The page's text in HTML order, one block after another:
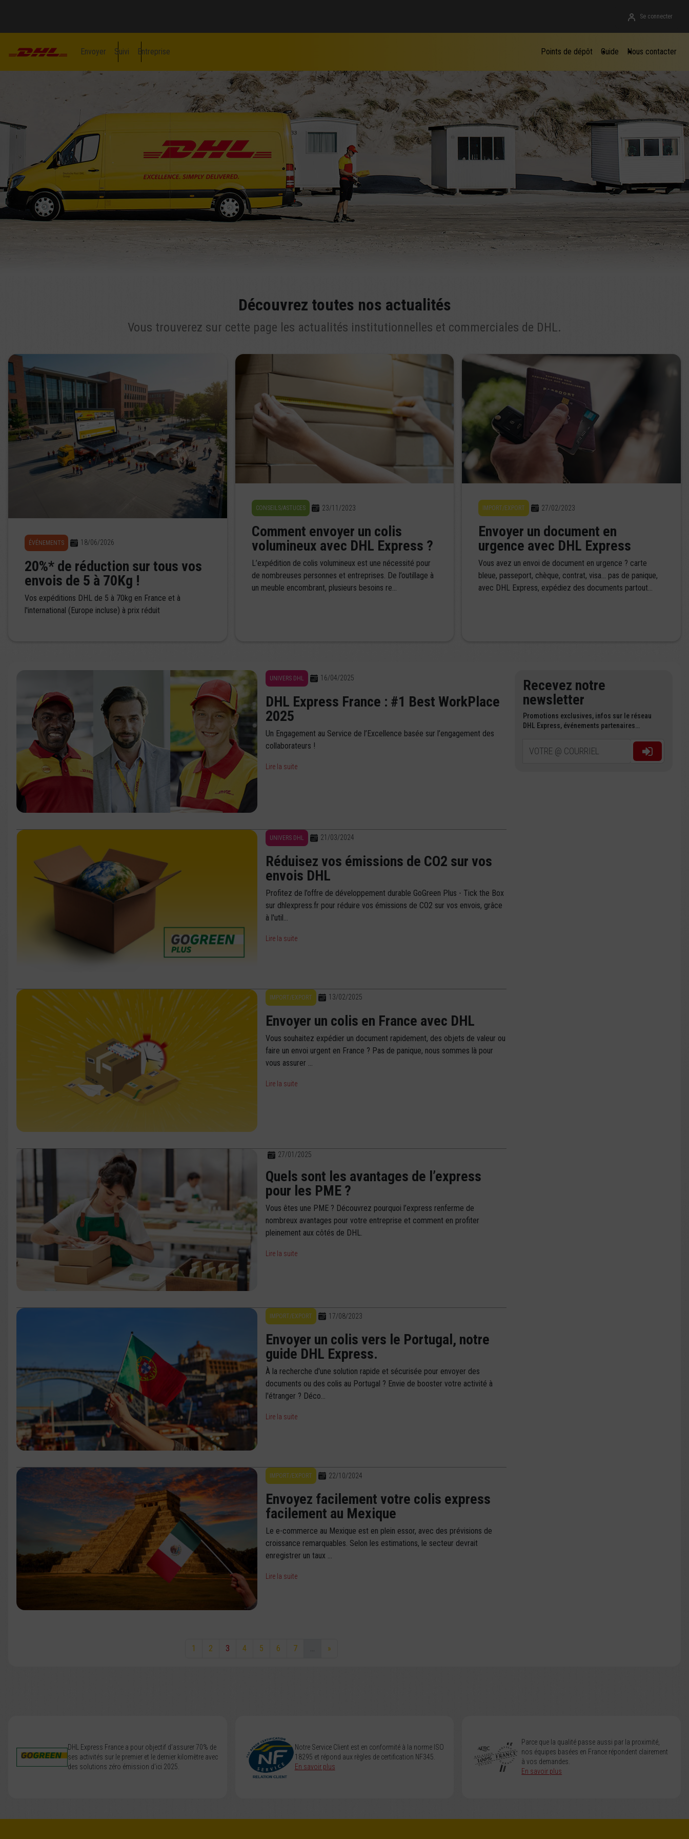
Se connecter
Envoyer Suivi Entreprise Points de dépôt Guide Nous contacter
Découvrez toutes nos actualités
Vous trouverez sur cette page les actualités institutionnelles et commerciales de DHL.
ÉVÉNEMENTS 18/06/2026
20%* de réduction sur tous vos
envois de 5 à 70Kg !
Vos expéditions DHL de 5 à 70kg en France et à
l'international (Europe incluse) à prix réduit
CONSEILS/ASTUCES 23/11/2023
Comment envoyer un colis
volumineux avec DHL Express ?
L’expédition de colis volumineux est une nécessité pour
de nombreuses personnes et entreprises. De l’outillage à
un meuble encombrant, plusieurs besoins re...
IMPORT/EXPORT 27/02/2023
Envoyer un document en
urgence avec DHL Express
Vous avez un envoi de document en urgence ? carte
bleue, passeport, chèque, contrat, visa… pas de panique,
avec DHL Express, expédiez des documents partout...
UNIVERS DHL 16/04/2025
DHL Express France : #1 Best WorkPlace
2025
Un Engagement au Service de l’Excellence basée sur l’engagement des
collaborateurs !
Lire la suite
UNIVERS DHL 21/03/2024
Réduisez vos émissions de CO2 sur vos
envois DHL
Profitez de l’offre de développement durable GoGreen Plus - Tick the Box
sur dhlexpress.fr pour réduire vos émissions de CO2 sur vos envois, grâce
à l'util...
Lire la suite
IMPORT/EXPORT 13/02/2025
Envoyer un colis en France avec DHL
Vous souhaitez expédier un document rapidement, des objets de valeur ou
faire un envoi urgent en France ? Pas de panique, nous sommes là pour
vous assurer ...
Lire la suite
27/01/2025
Quels sont les avantages de l’express
pour les PME ?
Vous êtes une PME ? Découvrez pourquoi l’express renferme de
nombreux avantages pour votre entreprise et comment en profiter
pleinement aux côtés de DHL.
Lire la suite
IMPORT/EXPORT 17/08/2023
Envoyer un colis vers le Portugal, notre
guide DHL Express.
À la recherche d'une solution rapide et sécurisée pour envoyer des
documents ou des colis au Portugal ? Envie de booster votre activité à
l'étranger ? Déco...
Lire la suite
IMPORT/EXPORT 22/10/2024
Envoyez facilement votre colis express
facilement au Mexique
Le e-commerce au Mexique est en plein essor, avec des prévisions de
croissance remarquables. Selon les estimations, le secteur devrait
enregistrer un taux ...
Lire la suite
Recevez notre
newsletter
Promotions exclusives, infos sur le réseau
DHL Express, événements partenaires…
VOTRE @ COURRIEL
1 2 3 4 5 6 7 »
DHL Express France a pour objectif d’assurer 70% de
ses activités sur le premier et le dernier kilomètre avec
des solutions zéro émission d’ici 2025.
Notre Service Client est en conformité à la norme ISO
18295 et répond aux règles de certification NF345.
En savoir plus
Parce que la qualité passe aussi par la proximité,
nos équipes basées en France répondent clairement
à vos demandes.
En savoir plus